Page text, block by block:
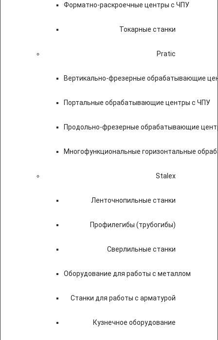
Форматно-раскроечные центры с ЧПУ
Токарные станки
Pratic
Вертикально-фрезерные обрабатывающие
Портальные обрабатывающие центры с ЧПУ
Продольно-фрезерные обрабатывающие
Многофункциональные горизонтальные
Stalex
Ленточнопильные станки
Профилегибы (трубогибы)
Сверлильные станки
Оборудование для работы с металлом
Станки для работы с арматурой
Кузнечное оборудование